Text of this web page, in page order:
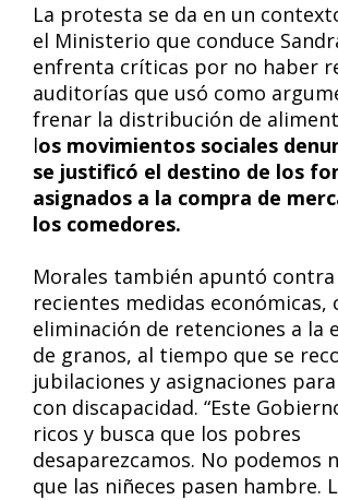
La protesta se da en un
el Ministerio que conduce
enfrenta críticas por no haber
auditorías que usó como
frenar la distribución de
los movimientos sociales
se justificó el destino de los
asignados a la compra de
los comedores.
Morales también apuntó contra
recientes medidas económicas,
eliminación de retenciones a la
de granos, al tiempo que se
jubilaciones y asignaciones
con discapacidad. “Este
ricos y busca que los pobres
desaparezcamos. No podemos
que las niñeces pasen hambre.